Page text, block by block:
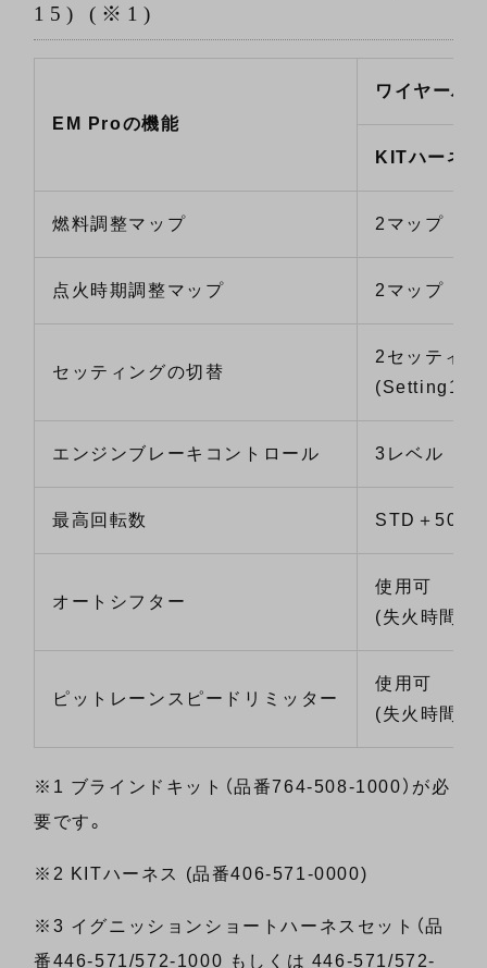
15) (※1)
EM Proの機能
ワイヤーハ
KITハーネ
燃料調整マップ 2マップ
点火時期調整マップ 2マップ
セッティングの切替
2セッティ
(Setting1/
エンジンブレーキコントロール 3レベル
最高回転数 STD＋
オートシフター
使用可
(失火時間の
ピットレーンスピードリミッター
使用可
(失火時間の
※1 ブラインドキット（品番764-508-1000）が必
要です。
※2 KITハーネス (品番406-571-0000)
※3 イグニッションショートハーネスセット（品
番446-571/572-1000 もしくは 446-571/572-